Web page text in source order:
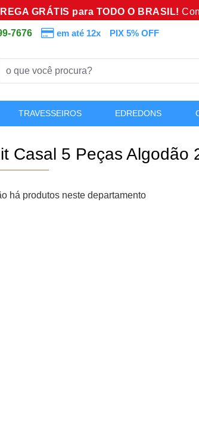
GRÁTIS para TODO O BRASIL!
7676 em até 12x PIX 5% OFF
TRAVESSEIROS EDREDONS
Casal 5 Peças Algodão
há produtos neste departamento